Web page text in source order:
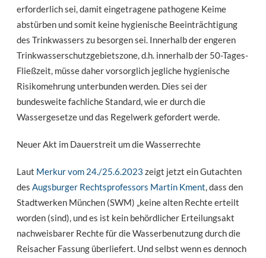
erforderlich sei, damit eingetragene pathogene Keime
abstürben und somit keine hygienische Beeinträchtigung
des Trinkwassers zu besorgen sei. Innerhalb der engeren
Trinkwasserschutzgebietszone, d.h. innerhalb der 50-Tages-
Fließzeit, müsse daher vorsorglich jegliche hygienische
Risikomehrung unterbunden werden. Dies sei der
bundesweite fachliche Standard, wie er durch die
Wassergesetze und das Regelwerk gefordert werde.
Neuer Akt im Dauerstreit um die Wasserrechte
Laut Merkur vom 24./25.6.2023 zeigt jetzt ein Gutachten
des Augsburger Rechtsprofessors Martin Kment, dass den
Stadtwerken München (SWM) „keine alten Rechte erteilt
worden (sind), und es ist kein behördlicher Erteilungsakt
nachweisbarer Rechte für die Wasserbenutzung durch die
Reisacher Fassung überliefert. Und selbst wenn es dennoch